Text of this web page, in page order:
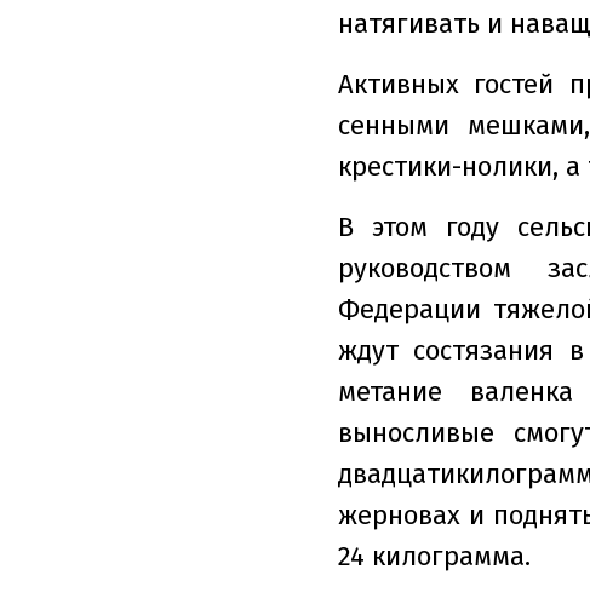
натягивать и
Активных гостей
сенными
крестики-нолики,
В этом году
руководством
Федерации
ждут состязания
метание
выносливые
жерновах и
24 килограмма.